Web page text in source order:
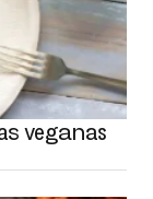
veganas